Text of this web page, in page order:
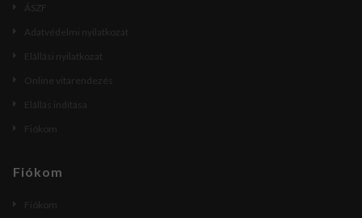
ÁSZF
Adatvédelmi nyilatkozat
Elállási nyilatkozat
Online vitarendezés
Elállás indítása
Fiókom
Fiókom
Fiókom